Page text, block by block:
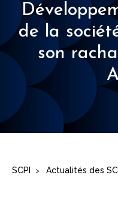
de la
son
SCPI > Actualités des